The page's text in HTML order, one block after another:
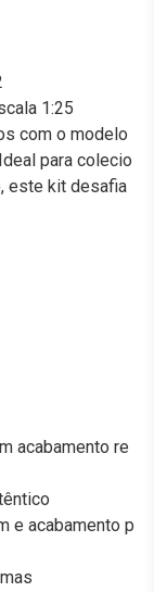
1:25
com o modelo
para colecio
este kit desafia
acabamento re
e acabamento p